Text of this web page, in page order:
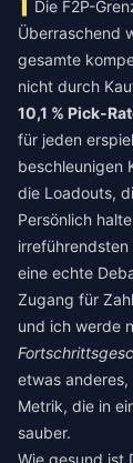
Die F2P-
Überraschend
gesamte
nicht durch
10,1 % Pick-
für jeden
beschleunigen
die Loadouts,
Persönlich
eine echte
Zugang für
und ich werde
etwas anderes,
Metrik, die in
sauber.
Wie gesund ist